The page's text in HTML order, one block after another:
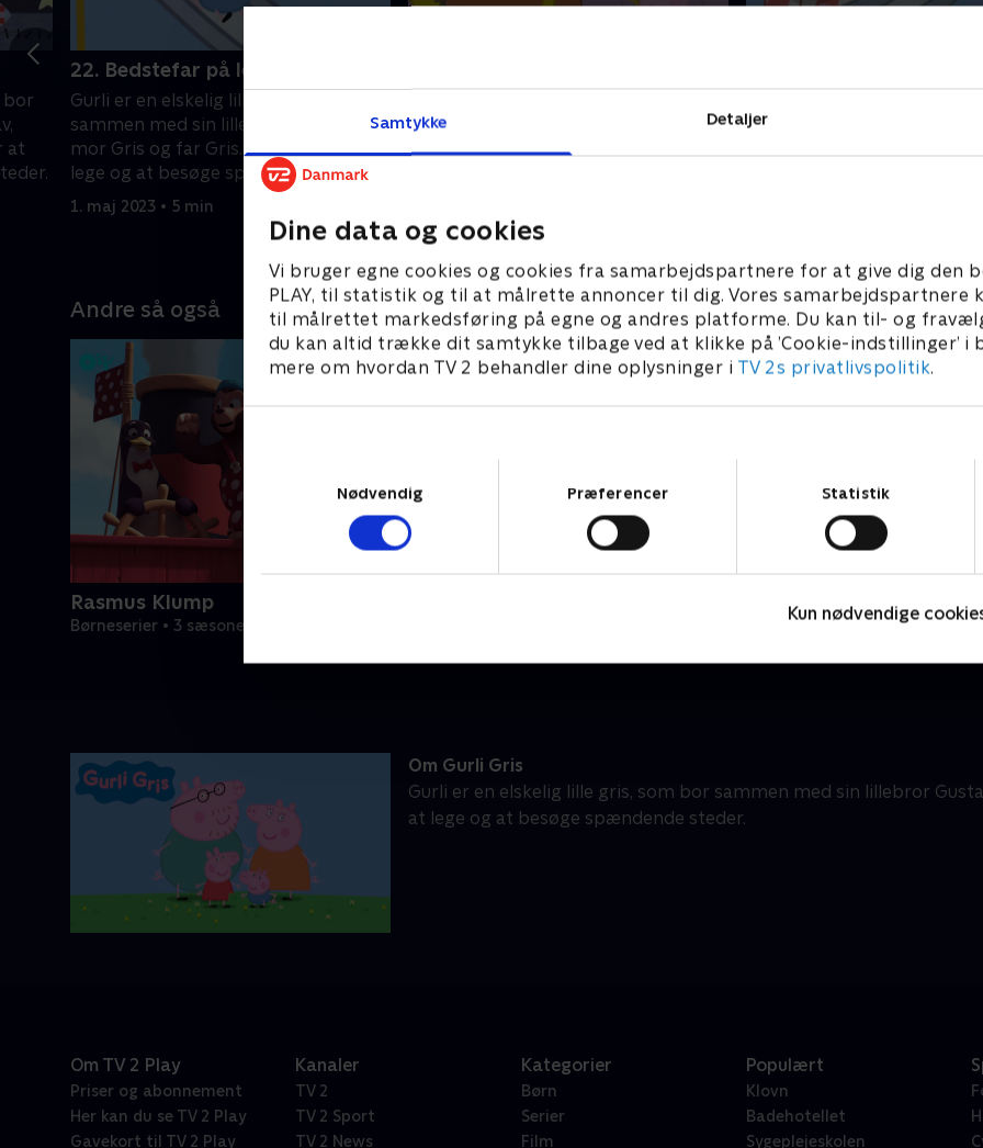
Samtykke Detaljer
Dine data og cookies
Vi bruger egne cookies og cookies fra samarbejdspartnere for at give dig den
PLAY, til statistik og til at målrette annoncer til dig. Vores samarbejdspartnere
til målrettet markedsføring på egne og andres platforme. Du kan til- og
du kan altid trække dit samtykke tilbage ved at klikke på ’Cookie-indstillinger’ i
mere om hvordan TV 2 behandler dine oplysninger i TV 2s privatlivspolitik.
Nødvendig
Præferencer Statistik
Kun nødvendige
bor
at
22. Bedstefar på legepladsen
Gurli er en elskelig lille gris, som bor
sammen med sin lillebror Gustav,
mor Gris og far Gris. Gurli elsker at
lege og at besøge spændende steder.
1. maj 2023 • 5 min
sammen med sin lillebror Gustav,
mor Gris og far Gris. Gurli elsker at
sammen med sin lillebror
Andre så også
Rasmus Klump
Børneserier • 3 sæsoner
Om Gurli Gris
Gurli er en elskelig lille gris, som bor sammen med sin lillebror
at lege og at besøge spændende steder.
Om TV 2 Play
Priser og abonnement
Her kan du se TV 2 Play
Gavekort til TV 2 Play
Kanaler
TV 2
TV 2 Sport
TV 2 News
Kategorier
Børn
Serier
Film
Populært
Klovn
Badehotellet
Sygeplejeskolen